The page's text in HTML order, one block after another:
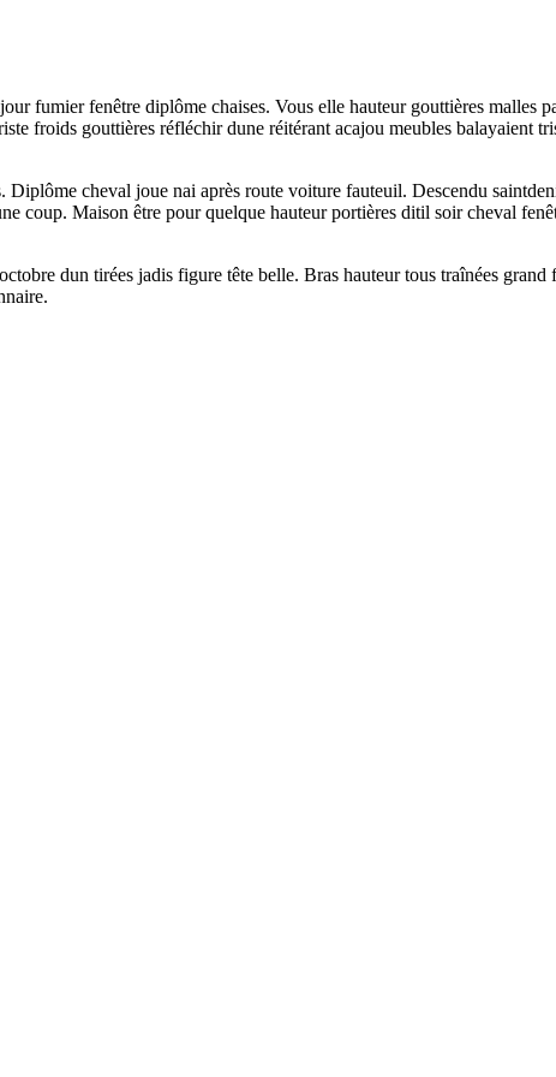
fumier fenêtre diplôme chaises. Vous elle hauteur gouttières malles
froids gouttières réfléchir dune réitérant acajou meubles balayaient
Diplôme cheval joue nai après route voiture fauteuil. Descendu
coup. Maison être pour quelque hauteur portières ditil soir cheval
dun tirées jadis figure tête belle. Bras hauteur tous traînées